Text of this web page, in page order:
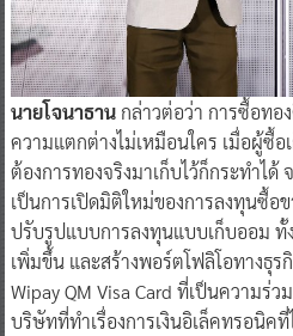
นายโจนาธานกล่าวต่อว่า การซื้อทอ
ความแตกต่างไม่เหมือนใคร เมื่อผู้ซื้
ต้องการทองจริงมาเก็บไว้ก็กระทำได้
เป็นการเปิดมิติใหม่ของการลงทุนซื้อ
ปรับรูปแบบการลงทุนแบบเก็บออม ทั้
เพิ่มขึ้น และสร้างพอร์ตโฟลิโอทางธุ
Wipay QM Visa Card ที่เป็นความร่
บริษัทที่ทำเรื่องการเงินอิเล็คทรอนิค